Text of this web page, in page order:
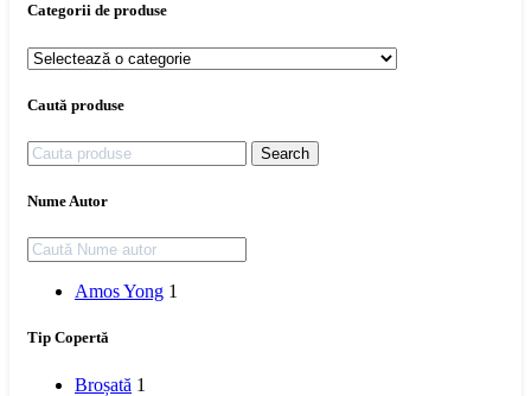
Categorii de produse
Caută produse
Search
Nume Autor
Amos Yong 1
Tip Copertă
Broșată 1